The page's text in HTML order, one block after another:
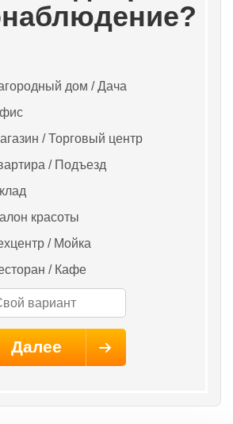
дом / Дача
/ Торговый центр
/ Подъезд
красоты
/ Мойка
/ Кафе
Далее